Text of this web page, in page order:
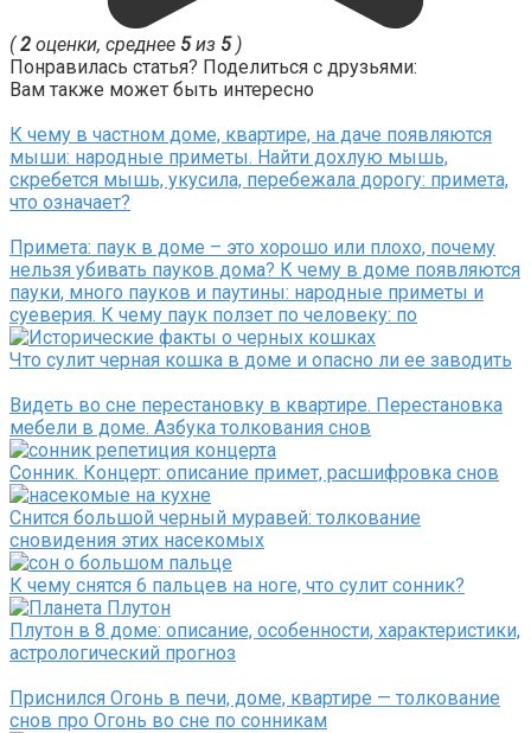
(2 оценки, среднее 5из 5)
Понравилась статья? Поделиться с друзьями:
Вам также может быть интересно
К чему в частном доме, квартире, на даче появляются
мыши: народные приметы. Найти дохлую мышь,
скребется мышь, укусила, перебежала дорогу: примета,
что означает?
Примета: паук в доме – это хорошо или плохо, почему
нельзя убивать пауков дома? К чему в доме появляются
пауки, много пауков и паутины: народные приметы и
суеверия. К чему паук ползет по человеку: по
Что сулит черная кошка в доме и опасно ли ее заводить
Видеть во сне перестановку в квартире. Перестановка
мебели в доме. Азбука толкования снов
Сонник. Концерт: описание примет, расшифровка снов
Снится большой черный муравей: толкование
сновидения этих насекомых
К чему снятся 6 пальцев на ноге, что сулит сонник?
Плутон в 8 доме: описание, особенности, характеристики,
астрологический прогноз
Приснился Огонь в печи, доме, квартире — толкование
снов про Огонь во сне по сонникам